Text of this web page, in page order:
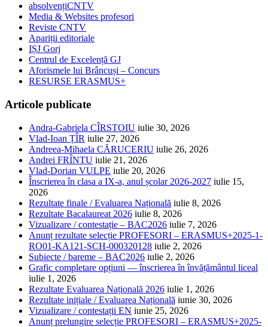
absolvențiCNTV
Media & Websites profesori
Reviste CNTV
Apariții editoriale
IȘJ Gorj
Centrul de Excelență GJ
Aforismele lui Brâncuși – Concurs
RESURSE ERASMUS+
Articole publicate
Andra-Gabriela CÎRSTOIU iulie 30, 2026
Vlad-Ioan ȚÎR iulie 27, 2026
Andreea-Mihaela CĂRUCERIU iulie 26, 2026
Andrei FRÎNTU iulie 21, 2026
Vlad-Dorian VULPE iulie 20, 2026
Înscrierea în clasa a IX-a, anul școlar 2026-2027 iulie 15,
2026
Rezultate finale / Evaluarea Națională iulie 8, 2026
Rezultate Bacalaureat 2026 iulie 8, 2026
Vizualizare / contestație – BAC2026 iulie 7, 2026
Anunț rezultate selecție PROFESORI – ERASMUS+2025-1-
RO01-KA121-SCH-000320128 iulie 2, 2026
Subiecte / bareme – BAC2026 iulie 2, 2026
Grafic completare opțiuni — înscrierea în învățământul liceal
iulie 1, 2026
Rezultate Evaluarea Națională 2026 iulie 1, 2026
Rezultate inițiale / Evaluarea Națională iunie 30, 2026
Vizualizare / contestații EN iunie 25, 2026
Anunț prelungire selecție PROFESORI – ERASMUS+2025-